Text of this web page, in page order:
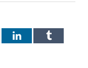
LinkedInTumblr